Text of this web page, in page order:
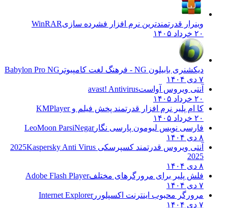
وینرار قدرتمندترین نرم افزار فشرده سازیWinRAR
۲۰ خرداد ۱۴۰۵
دیکشنری بابیلون NG - فرهنگ لغت کامپیوتر
Babylon Pro NG
۷ دی ۱۴۰۴
آنتی ویروس آواستavast! Antivirus
۲۰ خرداد ۱۴۰۵
کا ام پلیر نرم افزار قدرتمند پخش فیلم وKMPlayer
۲۰ خرداد ۱۴۰۵
فارسی نویس لیومون پارسی نگارLeoMoon ParsiNegar
۸ دی ۱۴۰۴
آنتی ویروس قدرتمند کسپرسکی 2025 Kaspersky Anti Virus
2025
۸ دی ۱۴۰۴
فلش پلیر برای مرورگرهای مختلفAdobe Flash Player
۷ دی ۱۴۰۴
مرورگر محبوب اینترنت اکسپلوررInternet Explorer
۷ دی ۱۴۰۴